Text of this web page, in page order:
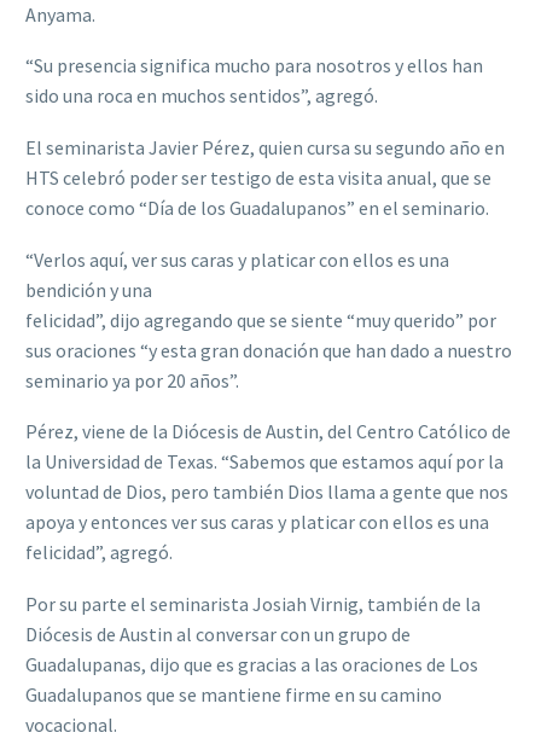
Anyama.
“Su presencia significa mucho para nosotros y ellos han
sido una roca en muchos sentidos”, agregó.
El seminarista Javier Pérez, quien cursa su segundo año en
HTS celebró poder ser testigo de esta visita anual, que se
conoce como “Día de los Guadalupanos” en el seminario.
“Verlos aquí, ver sus caras y platicar con ellos es una
bendición y una
felicidad”, dijo agregando que se siente “muy querido” por
sus oraciones “y esta gran donación que han dado a nuestro
seminario ya por 20 años”.
Pérez, viene de la Diócesis de Austin, del Centro Católico de
la Universidad de Texas. “Sabemos que estamos aquí por la
voluntad de Dios, pero también Dios llama a gente que nos
apoya y entonces ver sus caras y platicar con ellos es una
felicidad”, agregó.
Por su parte el seminarista Josiah Virnig, también de la
Diócesis de Austin al conversar con un grupo de
Guadalupanas, dijo que es gracias a las oraciones de Los
Guadalupanos que se mantiene firme en su camino
vocacional.